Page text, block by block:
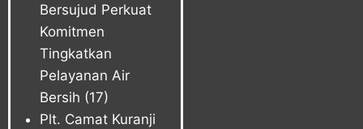
Bersujud Perkuat
Komitmen
Tingkatkan
Pelayanan Air
Bersih (17)
Plt. Camat Kuranji